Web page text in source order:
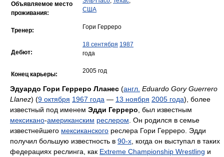
Объявляемое место
проживания:
США
Тренер: Гори Герреро
Дебют:
18 сентября 1987
года
Конец карьеры: 2005 год
Эдуардо Гори Герреро Лланес (англ. Eduardo Gory Guerrero
Llanez) (9 октября 1967 года — 13 ноября 2005 года), более
известный под именем Эдди Герреро , был известным
мексикано-американским реслером . Он родился в семье
известнейшего мексиканского реслера Гори Герреро. Эдди
получил большую известность в 90-х , когда он выступал в таких
федерациях реслинга, как Extreme Championship Wrestling и